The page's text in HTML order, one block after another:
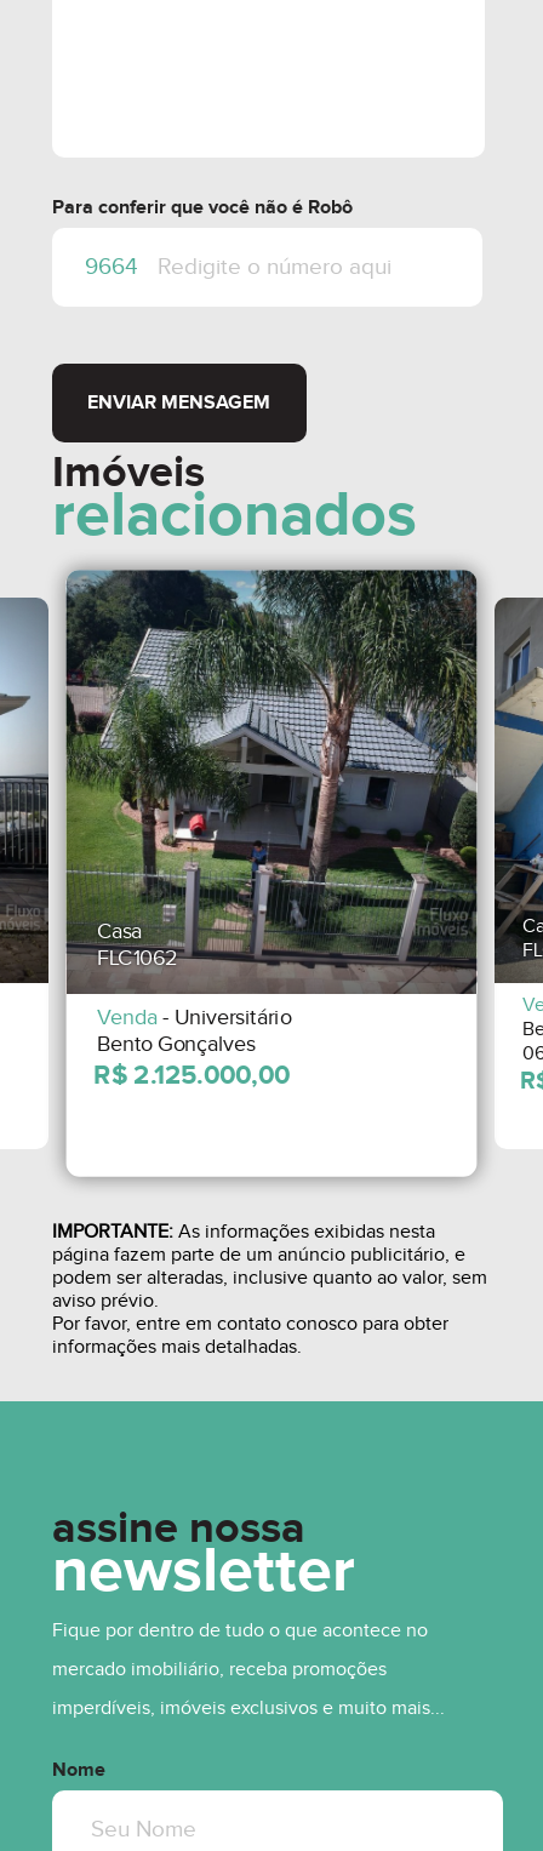
Para conferir que você não é Robô
ENVIAR MENSAGEM
Imóveis
relacionados
Casa
FLC1062
Venda- Universitário
Bento Gonçalves
R$ 2.125.000,00
IMPORTANTE:As informações exibidas nesta
página fazem parte de um anúncio publicitário, e
podem ser alteradas, inclusive quanto ao valor, sem
aviso prévio.
Por favor, entre em contato conosco para obter
informações mais detalhadas.
assine nossa
newsletter
Fique por dentro de tudo o que acontece no
mercado imobiliário, receba promoções
imperdíveis, imóveis exclusivos e muito mais...
Nome